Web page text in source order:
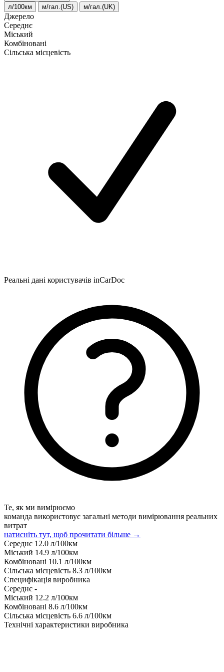
л/100км м/гал.(US) м/гал.(UK)
Джерело
Середнє
Міський
Комбіновані
Сільська місцевість
Реальні дані користувачів inCarDoc
Те, як ми вимірюємо
команда використовує загальні методи вимірювання реальних
витрат
натисніть тут, щоб прочитати більше →
Середнє 12.0 л/100км
Міський 14.9 л/100км
Комбіновані 10.1 л/100км
Сільська місцевість 8.3 л/100км
Специфікація виробника
Середнє -
Міський 12.2 л/100км
Комбіновані 8.6 л/100км
Сільська місцевість 6.6 л/100км
Технічні характеристики виробника